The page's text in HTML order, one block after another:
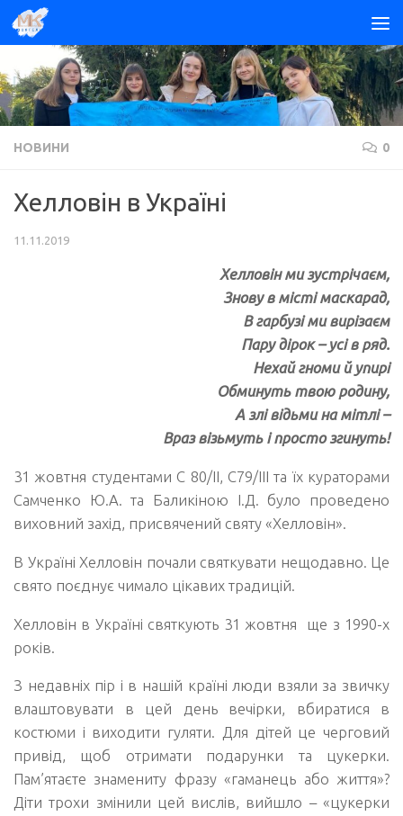
Skip to content
НОВИНИ 0
Хелловін в Україні
11.11.2019
Хелловін ми зустрічаєм,
Знову в місті маскарад,
В гарбузі ми вирізаєм
Пару дірок – усі в ряд.
Нехай гноми й упирі
Обминуть твою родину,
А злі відьми на мітлі –
Враз візьмуть і просто згинуть!
31 жовтня студентами С 80/ІІ, С79/ІІІ та їх кураторами
Самченко Ю.А. та Баликіною І.Д. було проведено
виховний захід, присвячений святу «Хелловін».
В Україні Хелловін почали святкувати нещодавно. Це
свято поєднує чимало цікавих традицій.
Хелловін в Україні святкують 31 жовтня ще з 1990-х
років.
З недавніх пір і в нашій країні люди взяли за звичку
влаштовувати в цей день вечірки, вбиратися в
костюми і виходити гуляти. Для дітей це черговий
привід, щоб отримати подарунки та цукерки.
Пам’ятаєте знамениту фразу «гаманець або життя»?
Діти трохи змінили цей вислів, вийшло – «цукерки